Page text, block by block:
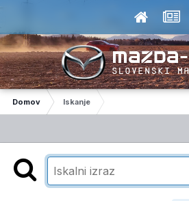
Domov Iskanje